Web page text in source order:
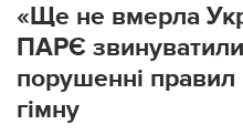
«Ще не вмерла
ПАРЄ звинуватили
порушенні
гімну